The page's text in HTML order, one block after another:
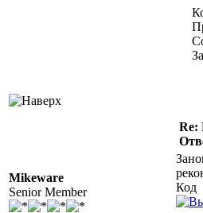
Mikeware
Senior Member
Re:
Код